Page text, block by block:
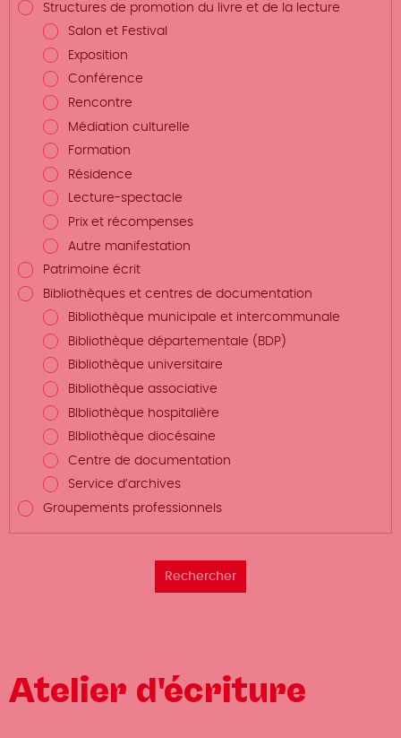
Structures de promotion du livre et de la lecture
Salon et Festival
Exposition
Conférence
Rencontre
Médiation culturelle
Formation
Résidence
Lecture-spectacle
Prix et récompenses
Autre manifestation
Patrimoine écrit
Bibliothèques et centres de documentation
Bibliothèque municipale et intercommunale
Bibliothèque départementale (BDP)
Bibliothèque universitaire
Bibliothèque associative
BIbliothèque hospitalière
BIbliothèque diocésaine
Centre de documentation
Service d’archives
Groupements professionnels
Atelier d'écriture